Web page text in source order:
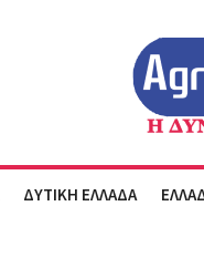
ΔΥΤΙΚΗ ΕΛΛΑΔΑ